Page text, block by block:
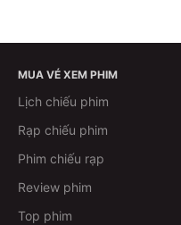
MUA VÉ XEM PHIM
Lịch chiếu phim
Rạp chiếu phim
Phim chiếu rạp
Review phim
Top phim